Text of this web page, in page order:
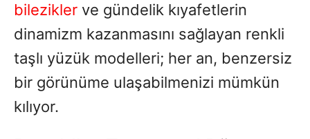
bilezikler ve gündelik kıyafetlerin
dinamizm kazanmasını sağlayan renkli
taşlı yüzük modelleri; her an, benzersiz
bir görünüme ulaşabilmenizi mümkün
kılıyor.